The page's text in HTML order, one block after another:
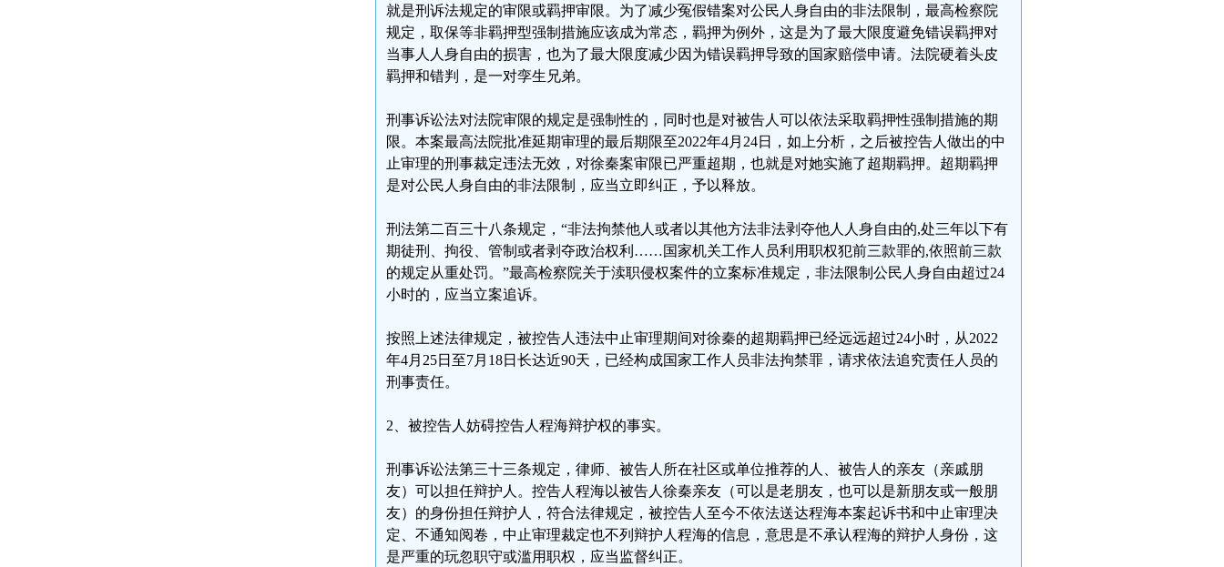
就是刑诉法规定的审限或羁押审限。为了减少冤假错案对公民人身自由的非法限制，最高检察院
规定，取保等非羁押型强制措施应该成为常态，羁押为例外，这是为了最大限度避免错误羁押对
当事人人身自由的损害，也为了最大限度减少因为错误羁押导致的国家赔偿申请。法院硬着头皮
羁押和错判，是一对孪生兄弟。
刑事诉讼法对法院审限的规定是强制性的，同时也是对被告人可以依法采取羁押性强制措施的期
限。本案最高法院批准延期审理的最后期限至2022年4月24日，如上分析，之后被控告人做出的中
止审理的刑事裁定违法无效，对徐秦案审限已严重超期，也就是对她实施了超期羁押。超期羁押
是对公民人身自由的非法限制，应当立即纠正，予以释放。
刑法第二百三十八条规定，“非法拘禁他人或者以其他方法非法剥夺他人人身自由的,处三年以下有
期徒刑、拘役、管制或者剥夺政治权利……国家机关工作人员利用职权犯前三款罪的,依照前三款
的规定从重处罚。”最高检察院关于渎职侵权案件的立案标准规定，非法限制公民人身自由超过24
小时的，应当立案追诉。
按照上述法律规定，被控告人违法中止审理期间对徐秦的超期羁押已经远远超过24小时，从2022
年4月25日至7月18日长达近90天，已经构成国家工作人员非法拘禁罪，请求依法追究责任人员的
刑事责任。
2、被控告人妨碍控告人程海辩护权的事实。
刑事诉讼法第三十三条规定，律师、被告人所在社区或单位推荐的人、被告人的亲友（亲戚朋
友）可以担任辩护人。控告人程海以被告人徐秦亲友（可以是老朋友，也可以是新朋友或一般朋
友）的身份担任辩护人，符合法律规定，被控告人至今不依法送达程海本案起诉书和中止审理决
定、不通知阅卷，中止审理裁定也不列辩护人程海的信息，意思是不承认程海的辩护人身份，这
是严重的玩忽职守或滥用职权，应当监督纠正。